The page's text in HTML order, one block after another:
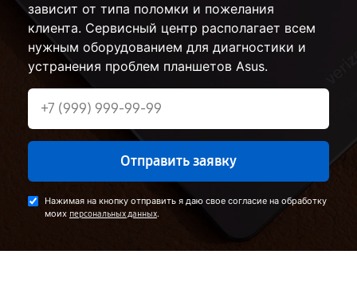
зависит от типа поломки и пожелания
клиента. Сервисный центр располагает всем
нужным оборудованием для диагностики и
устранения проблем планшетов Asus.
Отправить заявку
Нажимая на кнопку отправить я даю свое согласие на обработку
моих персональных данных.